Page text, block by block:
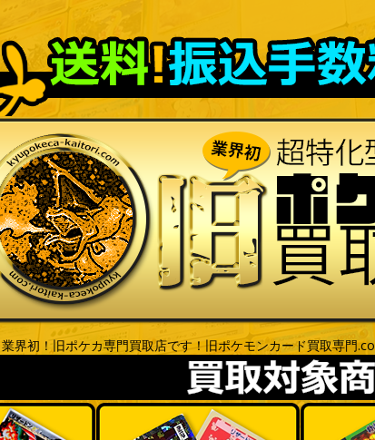
業界初！旧ポケカ専門買取店です！旧ポケモンカード買取専門